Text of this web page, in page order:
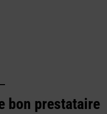
bon prestataire